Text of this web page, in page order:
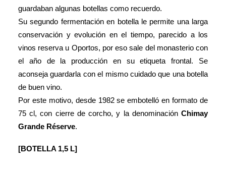
guardaban algunas botellas como recuerdo.
Su segundo fermentación en botella le permite una larga
conservación y evolución en el tiempo, parecido a los
vinos reserva u Oportos, por eso sale del monasterio con
el año de la producción en su etiqueta frontal. Se
aconseja guardarla con el mismo cuidado que una botella
de buen vino.
Por este motivo, desde 1982 se embotelló en formato de
75 cl, con cierre de corcho, y la denominación Chimay
Grande Réserve.
[BOTELLA 1,5 L]